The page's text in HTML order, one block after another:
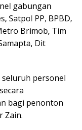
gabungan
Satpol PP, BPBD,
Brimob, Tim
Dit
seluruh personel
bagi penonton
Zain.